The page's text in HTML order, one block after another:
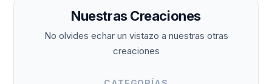
Nuestras Creaciones
No olvides echar un vistazo a nuestras otras
creaciones